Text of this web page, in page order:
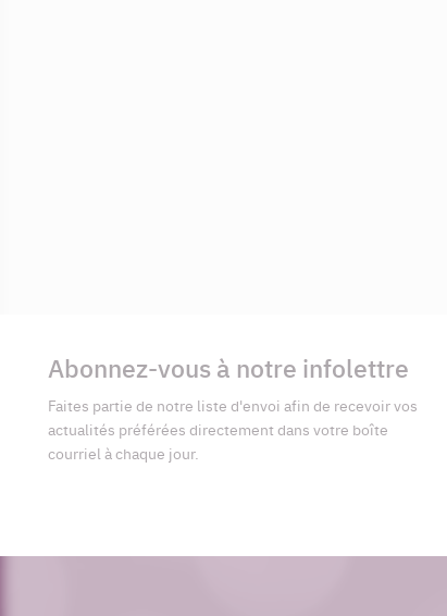
complémentaires
Abonnez-vous à notre infolettre
Faites partie de notre liste d'envoi afin de recevoir vos
actualités préférées directement dans votre boîte
courriel à chaque jour.